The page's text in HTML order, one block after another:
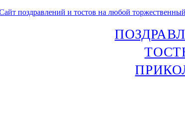
поздравлений и тостов на любой